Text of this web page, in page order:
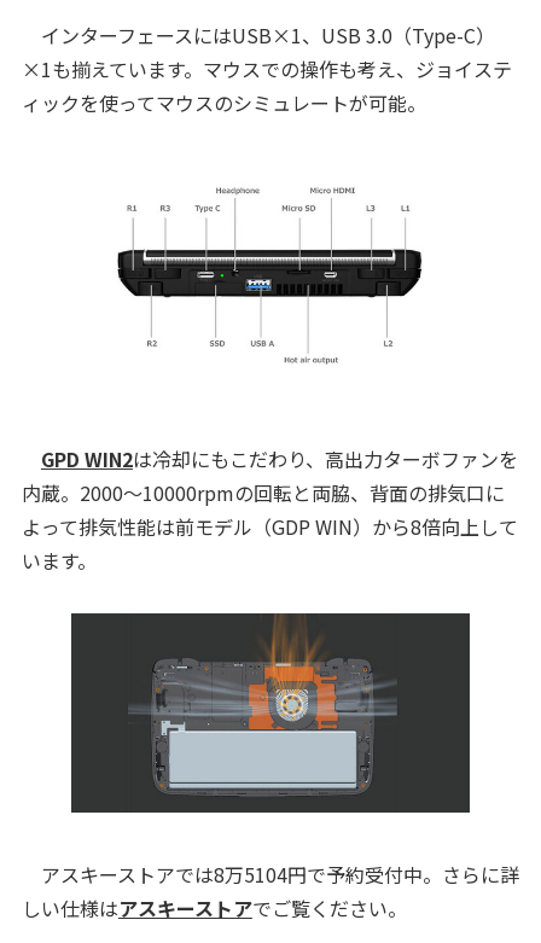
インターフェースにはUSB×1、USB 3.0（Type-C）
×1も揃えています。マウスでの操作も考え、ジョイステ
ィックを使ってマウスのシミュレートが可能。
GPD WIN2は冷却にもこだわり、高出力ターボファンを
内蔵。2000～10000rpmの回転と両脇、背面の排気口に
よって排気性能は前モデル（GDP WIN）から8倍向上して
います。
アスキーストアでは8万5104円で予約受付中。さらに詳
しい仕様はアスキーストアでご覧ください。